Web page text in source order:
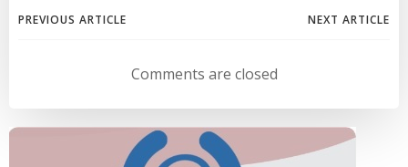
Navegación
entradas
PREVIOUS ARTICLE
Navegación
de
entradas
NEXT ARTICLE
Comments are closed